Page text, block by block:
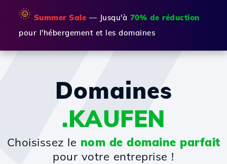
🌞 Summer Sale — Jusqu'à 70% de réduction
pour l'hébergement et les domaines
Domaines
.KAUFEN
Choisissez le nom de domaine parfait
pour votre entreprise !